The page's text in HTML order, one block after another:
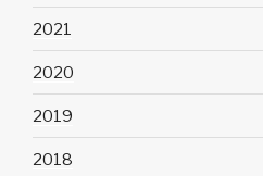
2021
2020
2019
2018